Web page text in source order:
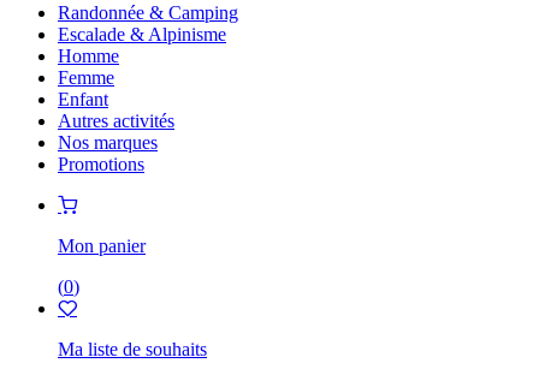
Randonnée & Camping
Escalade & Alpinisme
Homme
Femme
Enfant
Autres activités
Nos marques
Promotions
Mon panier
(0)
Ma liste de souhaits